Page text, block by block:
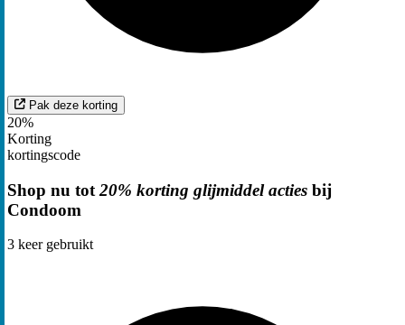
Pak deze korting
20%
Korting
kortingscode
Shop nu tot 20% korting glijmiddel acties bij
Condoom
3 keer gebruikt